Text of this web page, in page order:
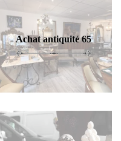
Achat antiquité 65